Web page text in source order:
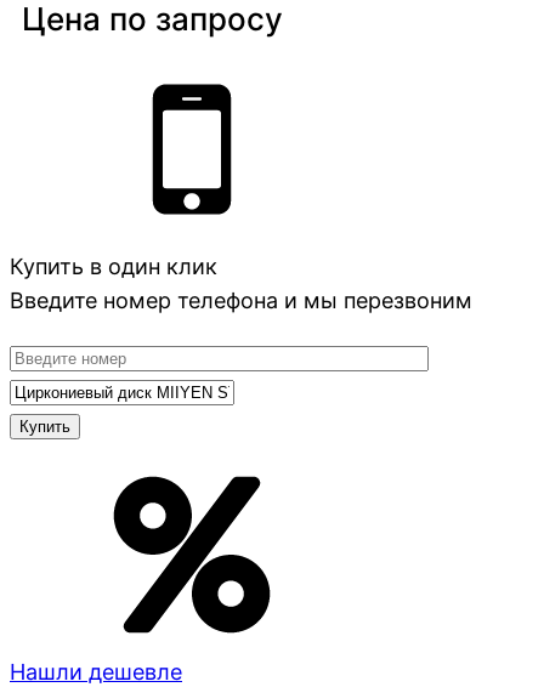
Цена по запросу
Купить в один клик
Введите номер телефона и мы перезвоним
Нашли дешевле